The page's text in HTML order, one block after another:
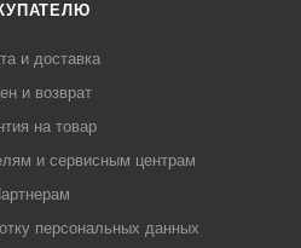
и доставка
и возврат
на товар
и сервисным центрам
персональных данных